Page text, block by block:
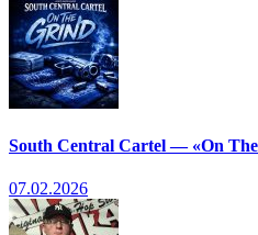
South Central Cartel — «On
07.02.2026